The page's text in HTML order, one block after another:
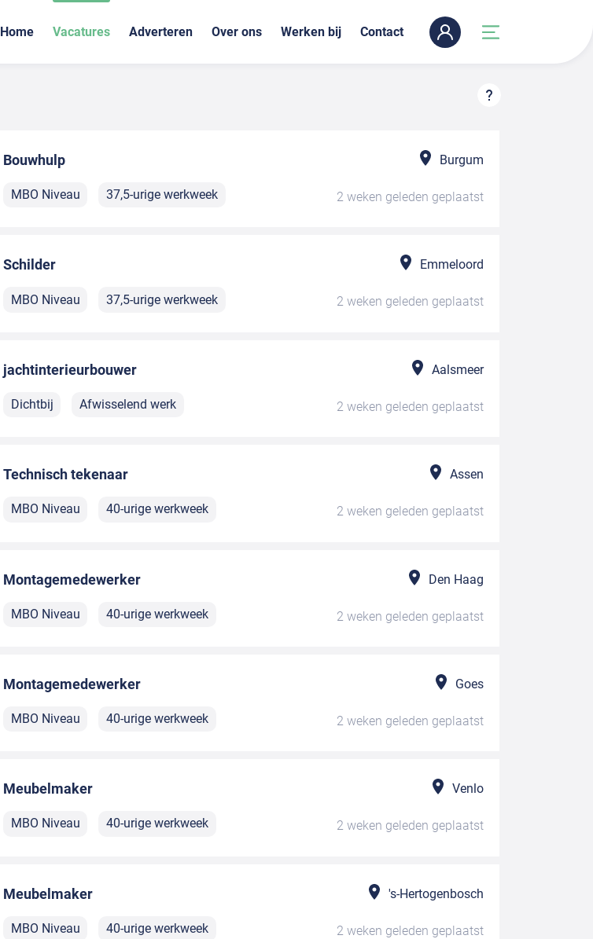
Home Vacatures Adverteren Over ons Werken bij Contact
Bouwhulp Burgum
MBO Niveau 37,5-urige werkweek 2 weken geleden geplaatst
Schilder Emmeloord
MBO Niveau 37,5-urige werkweek 2 weken geleden geplaatst
jachtinterieurbouwer Aalsmeer
Dichtbij Afwisselend werk 2 weken geleden geplaatst
Technisch tekenaar Assen
MBO Niveau 40-urige werkweek 2 weken geleden geplaatst
Montagemedewerker Den Haag
MBO Niveau 40-urige werkweek 2 weken geleden geplaatst
Montagemedewerker Goes
MBO Niveau 40-urige werkweek 2 weken geleden geplaatst
Meubelmaker Venlo
MBO Niveau 40-urige werkweek 2 weken geleden geplaatst
Meubelmaker 's-Hertogenbosch
MBO Niveau 40-urige werkweek 2 weken geleden geplaatst